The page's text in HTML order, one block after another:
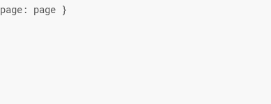
page : page }